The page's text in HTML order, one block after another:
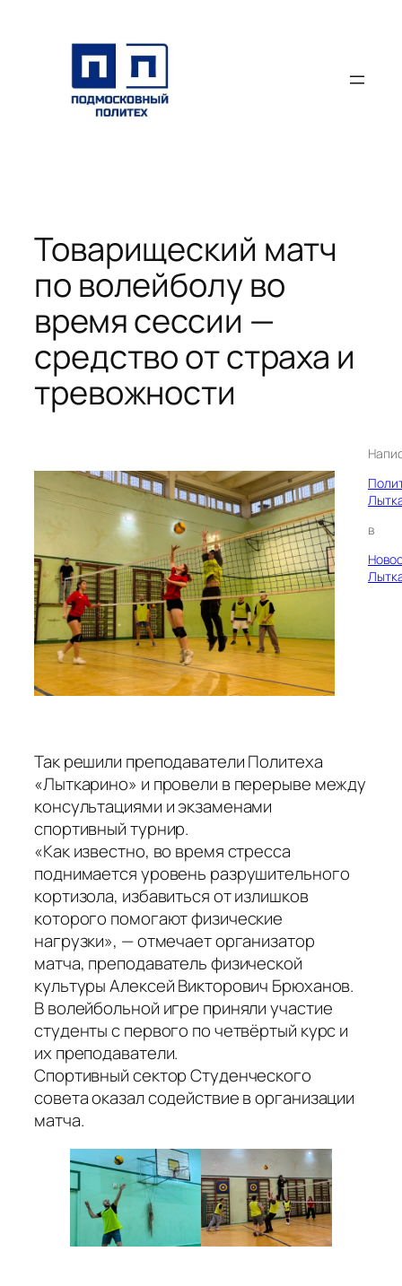
содержимому
Товарищеский матч
по волейболу во
время сессии —
средство от страха и
тревожности
в
Так решили преподаватели Политеха
«Лыткарино» и провели в перерыве между
консультациями и экзаменами
спортивный турнир.
«Как известно, во время стресса
поднимается уровень разрушительного
кортизола, избавиться от излишков
которого помогают физические
нагрузки», — отмечает организатор
матча, преподаватель физической
культуры Алексей Викторович Брюханов.
В волейбольной игре приняли участие
студенты с первого по четвёртый курс и
их преподаватели.
Спортивный сектор Студенческого
совета оказал содействие в организации
матча.